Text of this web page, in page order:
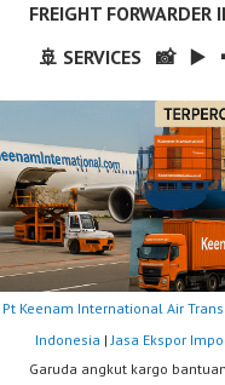
FREIGHT FORWARDER
🚢 SERVICES
📸 ▶️
Pt Keenam International Air
Indonesia | Jasa Ekspor
Garuda angkut kargo